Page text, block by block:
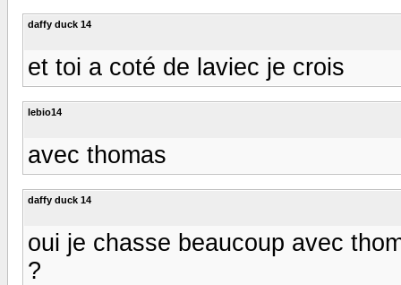
daffy duck 14
et toi a coté de laviec je crois
lebio14
avec thomas
daffy duck 14
oui je chasse beaucoup avec
?